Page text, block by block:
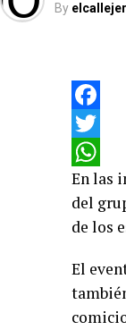
By
Facebook
Twitter
En las
del
de los
El